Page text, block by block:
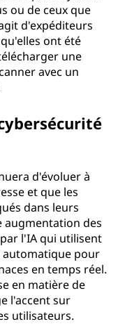
ou de ceux que
d'expéditeurs
ont été
une
avec un
d'évoluer à
et que les
dans leurs
augmentation des
l'IA qui utilisent
automatique pour
en temps réel.
en matière de
l'accent sur
utilisateurs.